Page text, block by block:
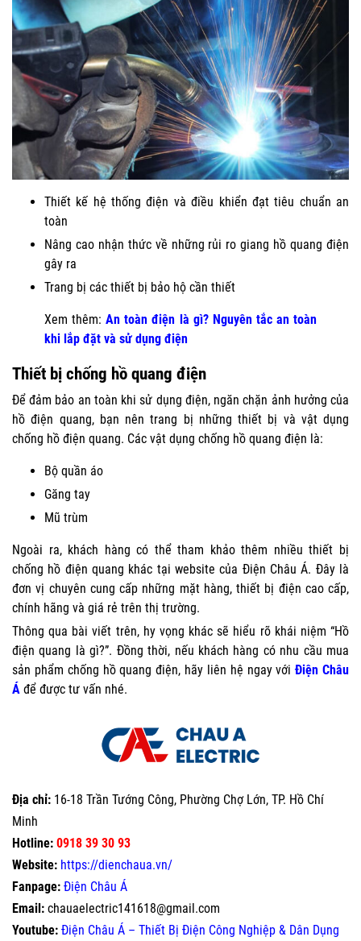
Thiết kế hệ thống điện và điều khiển đạt tiêu chuẩn an
toàn
Nâng cao nhận thức về những rủi ro giang hồ quang điện
gây ra
Trang bị các thiết bị bảo hộ cần thiết
Xem thêm:An toàn điện là gì? Nguyên tắc an toàn
khi lắp đặt và sử dụng điện
Thiết bị chống hồ quang điện
Để đảm bảo an toàn khi sử dụng điện, ngăn chặn ảnh hưởng của
hồ điện quang, bạn nên trang bị những thiết bị và vật dụng
chống hồ điện quang. Các vật dụng chống hồ quang điện là:
Bộ quần áo
Găng tay
Mũ trùm
Ngoài ra, khách hàng có thể tham khảo thêm nhiều thiết bị
chống hồ điện quang khác tại website của Điện Châu Á. Đây là
đơn vị chuyên cung cấp những mặt hàng, thiết bị điện cao cấp,
chính hãng và giá rẻ trên thị trường.
Thông qua bài viết trên, hy vọng khác sẽ hiểu rõ khái niệm “Hồ
điện quang là gì?”. Đồng thời, nếu khách hàng có nhu cầu mua
sản phẩm chống hồ quang điện, hãy liên hệ ngay vớiĐiện Châu
Á để được tư vấn nhé.
Địa chỉ: 16-18 Trần Tướng Công, Phường Chợ Lớn, TP. Hồ Chí
Minh
Hotline: 0918 39 30 93
Website: https://dienchaua.vn/
Fanpage: Điện Châu Á
Email: chauaelectric141618@gmail.com
Youtube: Điện Châu Á – Thiết Bị Điện Công Nghiệp & Dân Dụng